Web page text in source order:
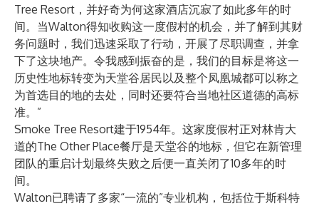
Tree Resort，并好奇为何这家酒店沉寂了如此多年的时
间。当Walton得知收购这一度假村的机会，并了解到其财
务问题时，我们迅速采取了行动，开展了尽职调查，并拿
下了这块地产。令我感到振奋的是，我们的目标是将这一
历史性地标转变为天堂谷居民以及整个凤凰城都可以称之
为首选目的地的去处，同时还要符合当地社区道德的高标
准。”
Smoke Tree Resort建于1954年。这家度假村正对林肯大
道的The Other Place餐厅是天堂谷的地标，但它在新管理
团队的重启计划最终失败之后便一直关闭了10多年的时
间。
Walton已聘请了多家“一流的”专业机构，包括位于斯科特